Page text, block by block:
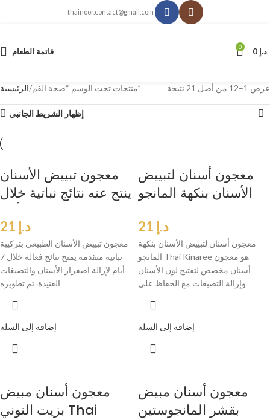
thainoor.contact@gmail.com
قائمة الطعام 0 د.إ
الرئيسية منتجات تحت الوسم “صحة الفم” عرض 1–12 من أصل 21 نتيجة
إظهار الشريط الجانبي
معجون تبييض الأسنان
ينتج عنه نتائج نباتية خلال
د.إ
معجون تبييض الأسنان الطبيعي بتركيبة
نباتية متقدمة يمنح نتائج فعالة خلال 7
أيام لإزالة اصفرار الأسنان والتصبغات
العنيدة. تم تطويره
إضافة إلى السلة
معجون أسنان لتبييض
الأسنان بنكهة المانجو
د.إ
معجون أسنان لتبييض الأسنان بنكهة
المانجو Thai Kinaree هو معجون
أسنان مخصص لتفتيح لون الأسنان
وإزالة التصبغات مع الحفاظ على
إضافة إلى السلة
معجون أسنان مبيض
بزيت النوني Thai
معجون أسنان مبيض
بقشر المانجوستين